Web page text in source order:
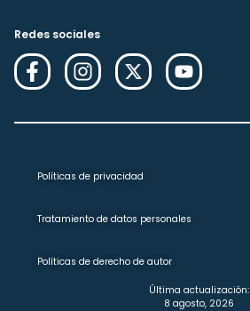
Redes sociales
Políticas de privacidad
Tratamiento de datos personales
Políticas de derecho de autor
Última actualización:
8 agosto, 2026